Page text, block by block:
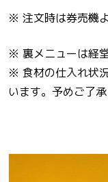
※ 注文時は券売機
※ 裏メニューは経
※ 食材の仕入れ状
います。予めご了承